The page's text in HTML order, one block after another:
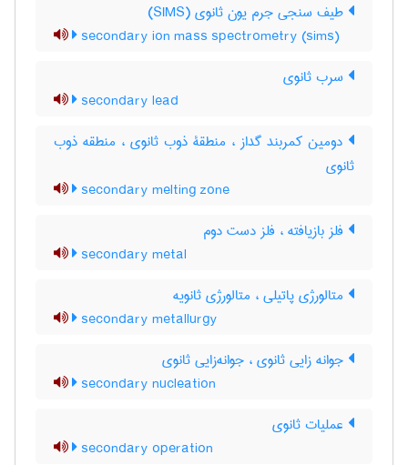
طیف سنجی جرم یون ثانوی (SIMS)
secondary ion mass spectrometry (sims)
سرب ثانوی
secondary lead
دومین کمربند گداز ، منطقۀ ذوب ثانوی ، منطقه ذوب
ثانوی
secondary melting zone
فلز بازیافته ، فلز دست دوم
secondary metal
متالورژی پاتیلی ، متالورژی ثانویه
secondary metallurgy
جوانه زایی ثانوی ، جوانه‌زایی ثانوی
secondary nucleation
عملیات ثانوی
secondary operation